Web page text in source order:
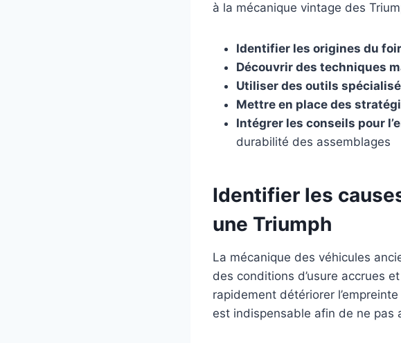
à la mécanique vintage des
Identifier les origines du
Découvrir des techniques
Utiliser des outils
Mettre en place des
Intégrer les conseils pour
durabilité des assemblages
Identifier les
une Triumph
La mécanique des véhicules
des conditions d’usure accrues
rapidement détériorer
est indispensable afin de ne pas